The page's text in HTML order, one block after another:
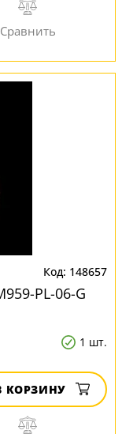
148657
PL-06-G
1 шт.
КОРЗИНУ